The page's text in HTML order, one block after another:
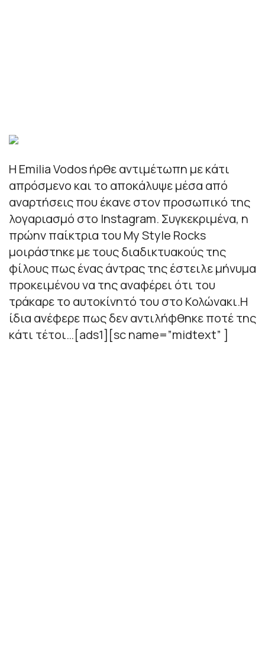
Η Emilia Vodos ήρθε αντιμέτωπη με κάτι
απρόσμενο και το αποκάλυψε μέσα από
αναρτήσεις που έκανε στον προσωπικό της
λογαριασμό στο Instagram. Συγκεκριμένα, η
πρώην παίκτρια του My Style Rocks
μοιράστηκε με τους διαδικτυακούς της
φίλους πως ένας άντρας της έστειλε μήνυμα
προκειμένου να της αναφέρει ότι του
τράκαρε το αυτοκίνητό του στο Κολώνακι.Η
ίδια ανέφερε πως δεν αντιλήφθηκε ποτέ της
κάτι τέτοι…[ads1][sc name=”midtext” ]